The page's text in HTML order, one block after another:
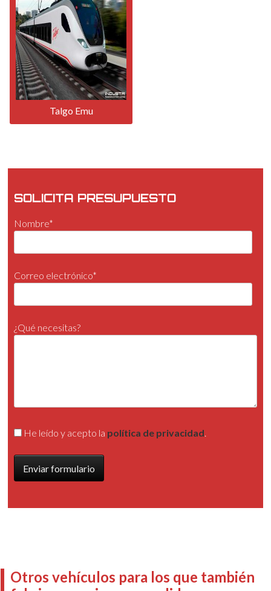
Talgo Emu
SOLICITA PRESUPUESTO
Nombre*
Correo electrónico*
¿Qué necesitas?
He leído y acepto la política de privacidad.
Otros vehículos para los que también